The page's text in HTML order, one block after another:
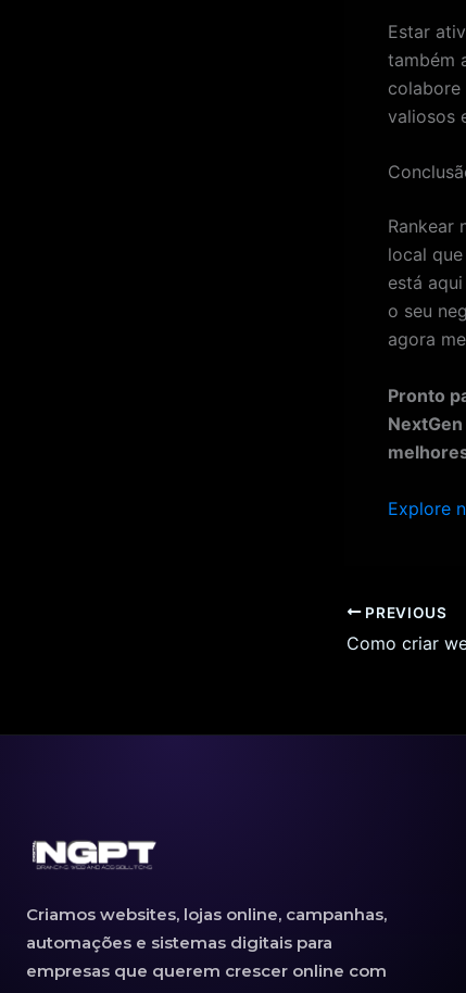
Estar
também
colabore
valiosos
Rankear
local
está
o seu
agora
Pronto
Explore
PREVIOUS
Criamos websites, lojas online, campanhas,
automações e sistemas digitais para
empresas que querem crescer online com